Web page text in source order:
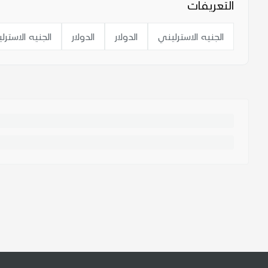
التعريفات
الجنيه الاسترليني الدولار الدولار الجنيه